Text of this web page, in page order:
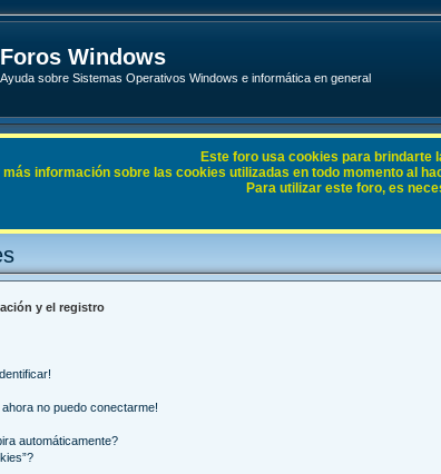
Foros Windows
Ayuda sobre Sistemas Operativos Windows e informática en general
y el registro
no puedo conectarme!
automáticamente?
Este foro usa cookies para brindarte
más información sobre las cookies utilizadas en todo momento al
Para utilizar este foro, es